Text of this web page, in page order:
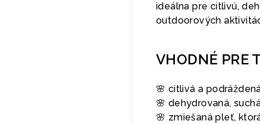
ideálna pre citlivú,
outdoorových
VHODNÉ PRE
🌸 citlivá a
🌸 dehydrovaná,
🌸 zmiešaná pleť,